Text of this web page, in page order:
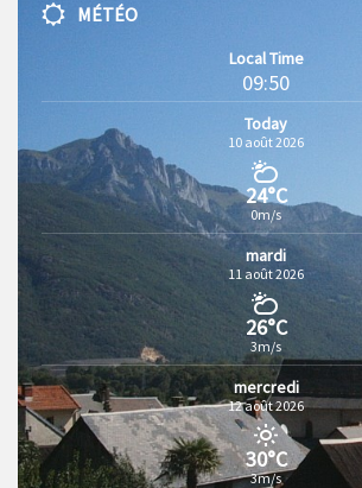
MÉTÉO
Local Time
09:50
Today
10 août 2026
24°C
0m/s
mardi
11 août 2026
26°C
3m/s
mercredi
12 août 2026
30°C
3m/s